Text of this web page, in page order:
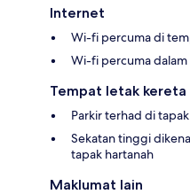
Internet
Wi-fi percuma di
Wi-fi percuma dalam
Tempat letak kereta
Parkir terhad di
Sekatan tinggi
tapak hartanah
Maklumat lain